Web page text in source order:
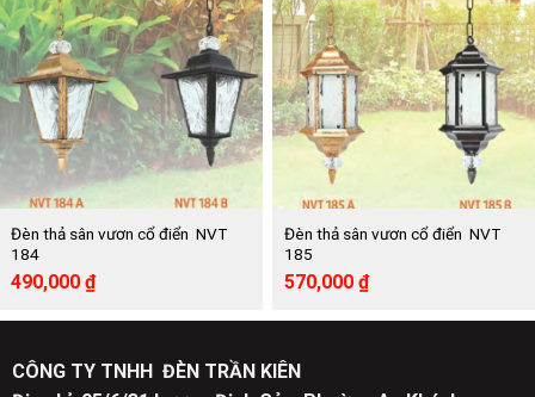
Đèn thả sân vươn cổ điển NVT
184
Giá
là:
490,000 ₫Giá
hiện
tại
490,000 ₫.
Đèn thả sân vươn cổ điển NVT
185
Giá
là:
570,000 ₫Giá
hiện
tại
CÔNG TY TNHH ĐÈN TRẦN KIÊN